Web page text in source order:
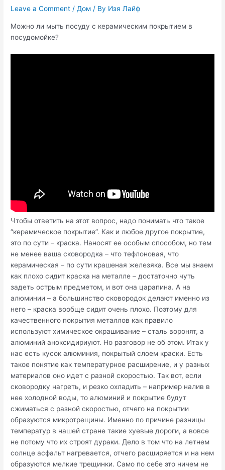
Leave a Comment /Дом / By Изя Лайф
Можно ли мыть посуду с керамическим покрытием в
посудомойке?
Чтобы ответить на этот вопрос, надо понимать что такое
“керамическое покрытие”. Как и любое другое покрытие,
это по сути – краска. Наносят ее особым способом, но тем
не менее ваша сковородка – что тефлоновая, что
керамическая – по сути крашеная железяка. Все мы знаем
как плохо сидит краска на металле – достаточно чуть
задеть острым предметом, и вот она царапина. А на
алюминии – а большинство сковородок делают именно из
него – краска вообще сидит очень плохо. Поэтому для
качественного покрытия металлов как правило
используют химическое окрашивание – сталь воронят, а
алюминий аноксидириуют. Но разговор не об этом. Итак у
нас есть кусок алюминия, покрытый слоем краски. Есть
такое понятие как температурное расширение, и у разных
материалов оно идет с разной скоростью. Так вот, если
сковородку нагреть, и резко охладить – например налив в
нее холодной воды, то алюминий и покрытие будут
сжиматься с разной скоростью, отчего на покрытии
образуются микротрещины. Именно по причине разницы
температур в нашей стране такие хуевые дороги, а вовсе
не потому что их строят дураки. Дело в том что на летнем
солнце асфальт нагревается, отчего расширяется и на нем
образуются мелкие трещинки. Само по себе это ничем не